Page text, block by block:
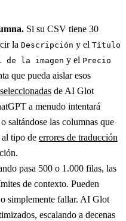
Si su CSV tiene 30
la Descripción y el Título
de la imagen y el Precio
que pueda aislar esos
de AI Glot
a menudo intentará
saltándose las columnas que
tipo de errores de traducción
pasa 500 o 1.000 filas, las
de contexto. Pueden
simplemente fallar. AI Glot
escalando a decenas